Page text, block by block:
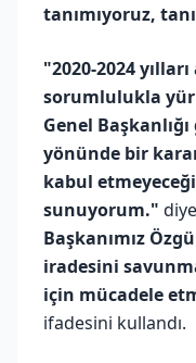
tanımıyoruz,
"2020-2024
sorumlulukla
Genel
yönünde bir
kabul
sunuyorum."
Başkanımız
iradesini
için mücadele
ifadesini kullandı.